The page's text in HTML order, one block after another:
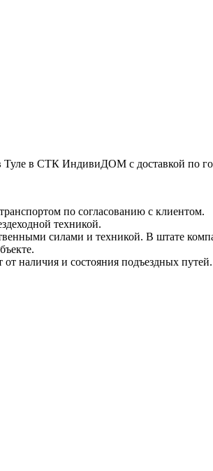
в СТК ИндивиДОМ с доставкой по
по согласованию с клиентом.
техникой.
силами и техникой. В штате
от наличия и состояния подъездных путей.